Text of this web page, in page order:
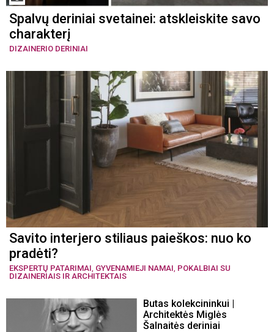
Spalvų deriniai svetainei: atskleiskite savo
charakterį
DIZAINERIO DERINIAI
Savito interjero stiliaus paieškos: nuo ko
pradėti?
EKSPERTŲ PATARIMAI, GYVENAMIEJI NAMAI, POKALBIAI SU
DIZAINERIAIS IR ARCHITEKTAIS
Butas kolekcininkui |
Architektės Miglės
Šalnaitės deriniai